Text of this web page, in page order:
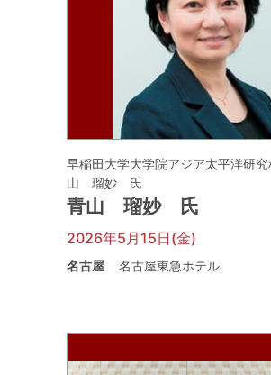
早稲田大学大学院アジア太平洋研
山 瑠妙 氏
青山 瑠妙 氏
2026年5月15日(金)
名古屋 名古屋東急ホテル